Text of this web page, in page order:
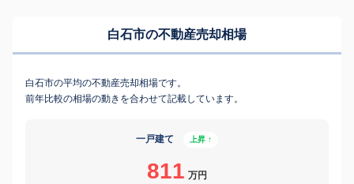
白石市の不動産売却相場
白石市の平均の不動産売却相場です。
前年比較の相場の動きを合わせて記載しています。
一戸建て 上昇 ↑
811 万円